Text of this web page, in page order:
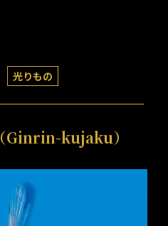
光りもの
（Ginrin-kujaku）